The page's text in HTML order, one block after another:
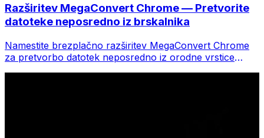
Razširitev MegaConvert Chrome — Pretvorite
datoteke neposredno iz brskalnika
Namestite brezplačno razširitev MegaConvert Chrome
za pretvorbo datotek neposredno iz orodne vrstice